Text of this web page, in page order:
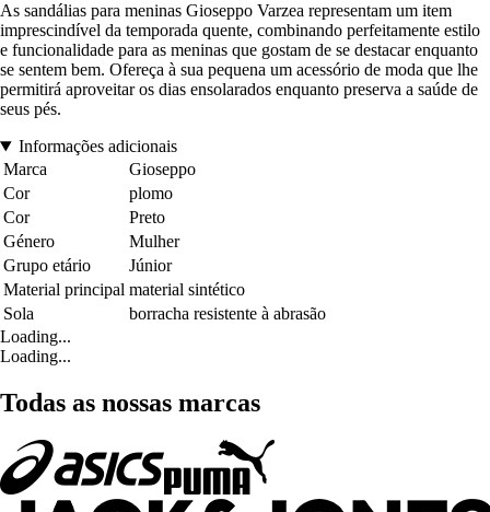
As sandálias para meninas Gioseppo Varzea representam um item
imprescindível da temporada quente, combinando perfeitamente estilo
e funcionalidade para as meninas que gostam de se destacar enquanto
se sentem bem. Ofereça à sua pequena um acessório de moda que lhe
permitirá aproveitar os dias ensolarados enquanto preserva a saúde de
seus pés.
Informações adicionais
Marca
Gioseppo
Cor
plomo
Cor
Preto
Género
Mulher
Grupo etário
Júnior
Material principal material sintético
Sola
borracha resistente à abrasão
Loading...
Loading...
Todas as nossas marcas